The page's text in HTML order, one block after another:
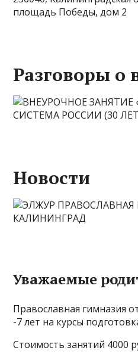
площадь Победы, дом 2
Разговоры о
Новости
Уважаемые
Православная гимназия
-7 лет на курсы
Стоимость занятий 4000